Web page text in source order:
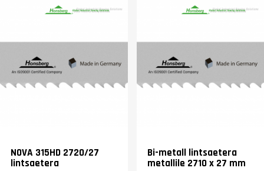
NOVA 315HD 2720/27
lintsaetera
Bi-metall lintsaetera
metallile 2710 x 27 mm